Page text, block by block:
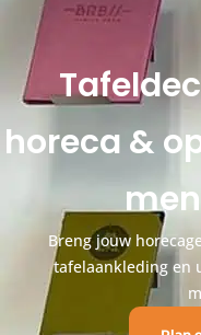
horeca &
Breng jouw
tafelaankleding en